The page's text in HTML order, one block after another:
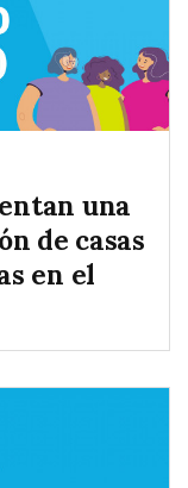
una
de casas
en el